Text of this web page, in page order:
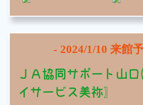
- 2024/1/10 来館
ＪＡ協同サポート山
イサービス美祢〗